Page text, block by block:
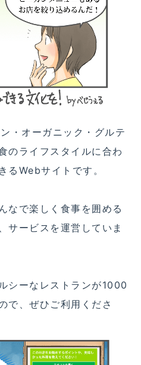
・オーガニック・グルテ
のライフスタイルに合わ
るWebサイトです。
なで楽しく食事を囲める
サービスを運営していま
シーなレストランが1000
で、ぜひご利用くださ